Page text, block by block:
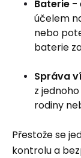
Baterie
účelem
nebo
baterie
Správa
z
rodiny
Přestože se
kontrolu a